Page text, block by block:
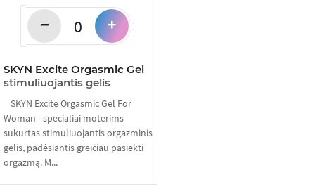
SKYN Excite Orgasmic Gel
stimuliuojantis gelis
− +
SKYN Excite Orgasmic Gel For
Woman - specialiai moterims
sukurtas stimuliuojantis orgazminis
gelis, padėsiantis greičiau pasiekti
orgazmą. M...